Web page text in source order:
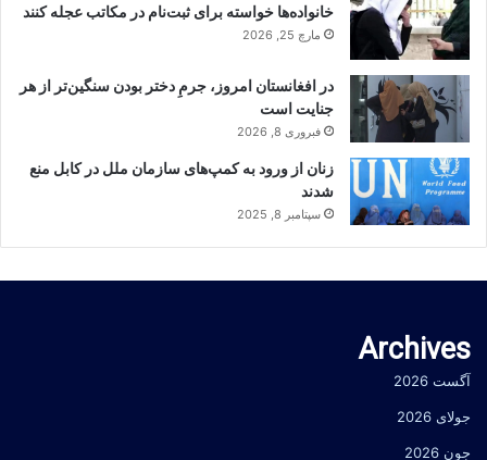
خانواده‌ها خواسته برای ثبت‌نام در مکاتب عجله کنند
مارچ 25, 2026
در افغانستان امروز، جرمِ دختر بودن سنگین‌تر از هر
جنایت است
فبروری 8, 2026
زنان از ورود به کمپ‌های سازمان ملل در کابل منع
شدند
سپتامبر 8, 2025
Archives
آگست 2026
جولای 2026
جون 2026